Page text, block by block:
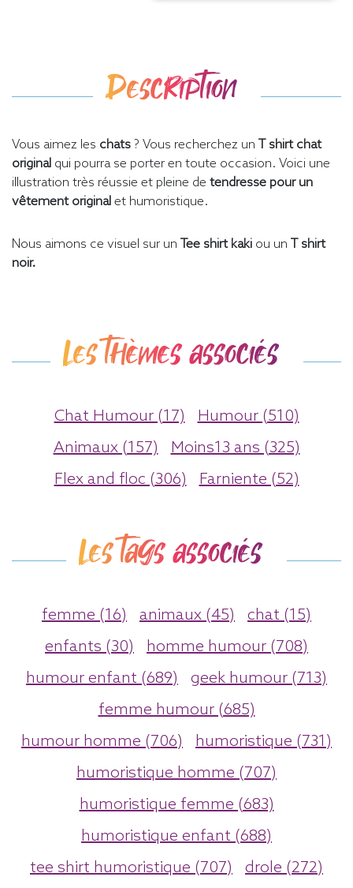
Description
Vous aimez les chats ? Vous recherchez un T shirt chat
original qui pourra se porter en toute occasion. Voici une
illustration très réussie et pleine de tendresse pour un
vêtement original et humoristique.
Nous aimons ce visuel sur un Tee shirt kaki ou un T shirt
noir.
Les thèmes associés
Chat Humour (17)
Humour (510)
Animaux (157)
Moins13 ans (325)
Flex and floc (306)
Farniente (52)
Les tags associés
femme (16) animaux (45)
chat (15)
enfants (30)
homme humour (708)
humour enfant (689)
geek humour (713)
femme humour (685)
humour homme (706)
humoristique (731)
humoristique homme (707)
humoristique femme (683)
humoristique enfant (688)
tee shirt humoristique (707)
drole (272)